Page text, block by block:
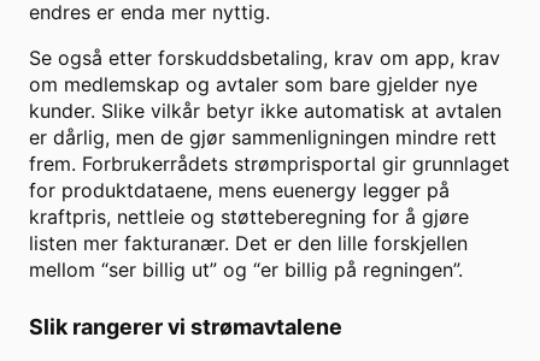
endres er enda mer nyttig.
Se også etter forskuddsbetaling, krav om app, krav
om medlemskap og avtaler som bare gjelder nye
kunder. Slike vilkår betyr ikke automatisk at avtalen
er dårlig, men de gjør sammenligningen mindre rett
frem. Forbrukerrådets strømprisportal gir grunnlaget
for produktdataene, mens euenergy legger på
kraftpris, nettleie og støtteberegning for å gjøre
listen mer fakturanær. Det er den lille forskjellen
mellom “ser billig ut” og “er billig på regningen”.
Slik rangerer vi strømavtalene